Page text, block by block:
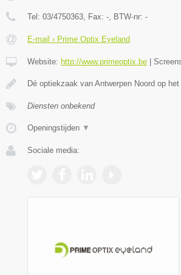
Tel: 03/4750363, Fax: -, BTW-nr: -
E-mail › Prime Optix Eyeland
Website: http://www.primeoptix.be
Dé optiekzaak van Antwerpen Noord op
Diensten onbekend
Openingstijden ▼
Sociale media: